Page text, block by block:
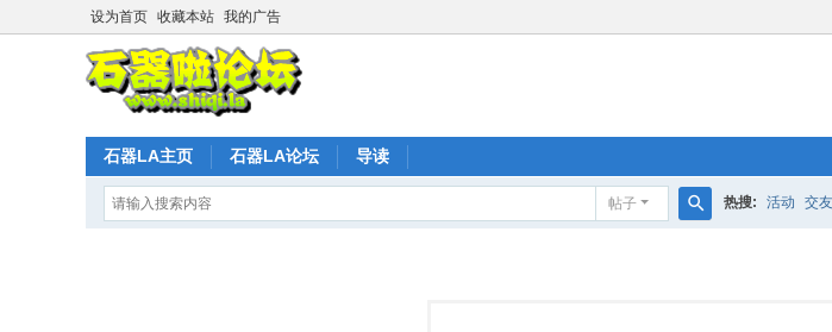
设为首页 收藏本站 我的广告
石器LA主页 石器LA论坛 导读
帖子 热搜: 活动 交友